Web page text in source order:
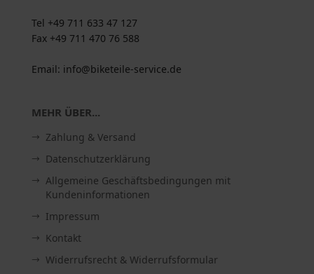
Tel +49 711 633 47 127
Fax +49 711 470 76 588
Email: info@biketeile-service.de
MEHR ÜBER...
Zahlung & Versand
Datenschutzerklärung
Allgemeine Geschäftsbedingungen mit
Kundeninformationen
Impressum
Kontakt
Widerrufsrecht & Widerrufsformular